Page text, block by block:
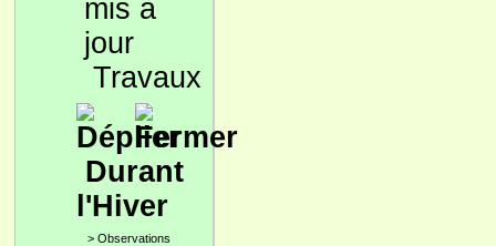
Travaux
Durant
l'Hiver
> Observations